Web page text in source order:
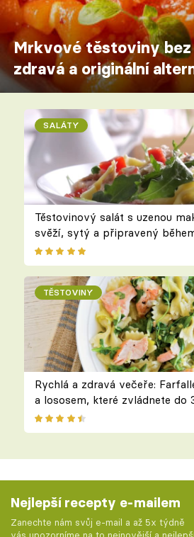
Mrkvové těstoviny bez
zdravá a originální
SALÁTY
Těstovinový salát s uzenou
svěží, sytý a připravený
TĚSTOVINY
Rychlá a zdravá večeře:
a lososem, které zvládnete do
Nejlepší recepty e-mailem
Zanechte nám svůj e-mail a až 5x týdně